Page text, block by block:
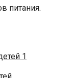
питания.